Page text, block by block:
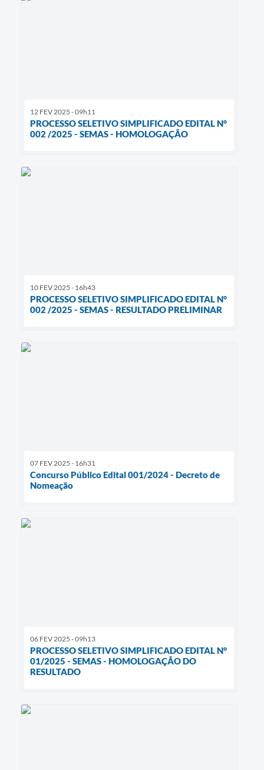
12 FEV 2025 - 09h11
PROCESSO SELETIVO SIMPLIFICADO EDITAL N°
002 /2025 - SEMAS - HOMOLOGAÇÃO
10 FEV 2025 - 16h43
PROCESSO SELETIVO SIMPLIFICADO EDITAL N°
002 /2025 - SEMAS - RESULTADO PRELIMINAR
07 FEV 2025 - 16h31
Concurso Público Edital 001/2024 - Decreto de
Nomeação
06 FEV 2025 - 09h13
PROCESSO SELETIVO SIMPLIFICADO EDITAL N°
01/2025 - SEMAS - HOMOLOGAÇÃO DO
RESULTADO